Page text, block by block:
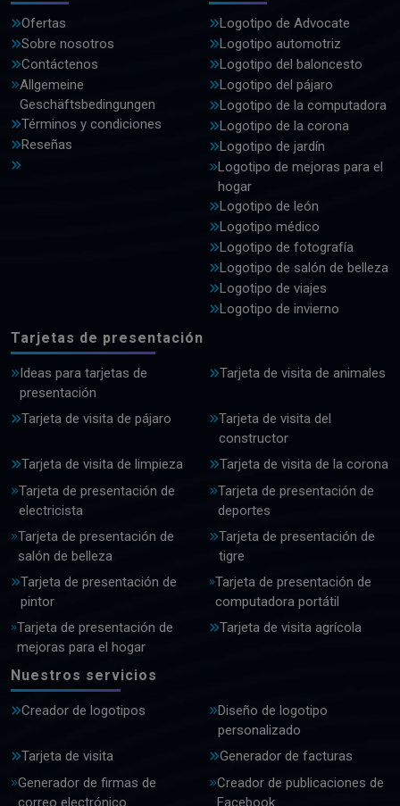
Ofertas
Sobre nosotros
Contáctenos
Allgemeine
Geschäftsbedingungen
Términos y condiciones
Reseñas
Logotipo de Advocate
Logotipo automotriz
Logotipo del baloncesto
Logotipo del pájaro
Logotipo de la computadora
Logotipo de la corona
Logotipo de jardín
Logotipo de mejoras para el
hogar
Logotipo de león
Logotipo médico
Logotipo de fotografía
Logotipo de salón de belleza
Logotipo de viajes
Logotipo de invierno
Tarjetas de presentación
Ideas para tarjetas de
presentación
Tarjeta de visita de animales
Tarjeta de visita de pájaro
Tarjeta de visita del
constructor
Tarjeta de visita de limpieza
Tarjeta de visita de la corona
Tarjeta de presentación de
electricista
Tarjeta de presentación de
deportes
Tarjeta de presentación de
salón de belleza
Tarjeta de presentación de
tigre
Tarjeta de presentación de
pintor
Tarjeta de presentación de
computadora portátil
Tarjeta de presentación de
mejoras para el hogar
Tarjeta de visita agrícola
Nuestros servicios
Creador de logotipos
Diseño de logotipo
personalizado
Tarjeta de visita
Generador de facturas
Generador de firmas de
correo electrónico
Creador de publicaciones de
Facebook